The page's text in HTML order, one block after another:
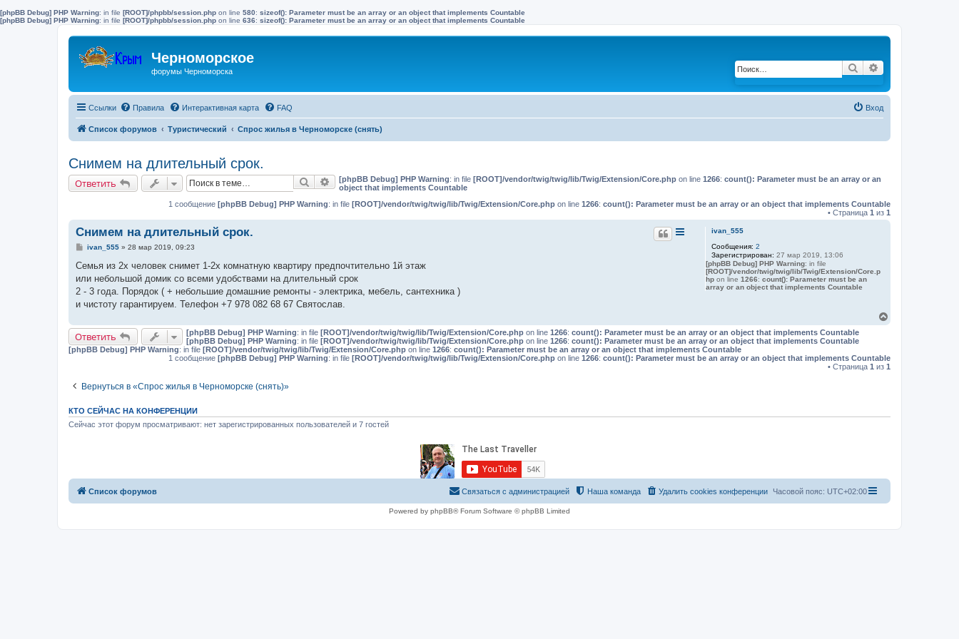
[phpBB Debug] PHP Warning: in file [ROOT]/phpbb/session.php on line 580: sizeof(): Parameter must be an array or an object that implements Countable
[phpBB Debug] PHP Warning: in file [ROOT]/phpbb/session.php on line 636: sizeof(): Parameter must be an array or an object that implements Countable
Черноморское
форумы Черноморска Поиск
Ссылки Правила Интерактивная карта FAQ Вход
Список форумов Туристический Спрос жилья в Черноморске (снять)
Снимем на длительный срок.
Ответить Поиск Расширенный поиск
[phpBB Debug] PHP Warning: in file [ROOT]/vendor/twig/twig/lib/Twig/Extension/Core.php on line 1266: count(): Parameter must be an array or an
object that implements Countable
1 сообщение [phpBB Debug] PHP Warning: in file [ROOT]/vendor/twig/twig/lib/Twig/Extension/Core.php on line 1266: count(): Parameter must be an array or an object that implements Countable
• Страница 1 из 1
ivan_555
Сообщения: 2
Зарегистрирован: 27 мар 2019, 13:06
[phpBB Debug] PHP Warning: in file
[ROOT]/vendor/twig/twig/lib/Twig/Extension/Core.p
hpon line 1266: count(): Parameter must be an
array or an object that implements Countable
Снимем на длительный срок.
С
о
щ
и
ivan_555» 28 мар 2019, 09:23
Семья из 2х человек снимет 1-2х комнатную квартиру предпочтительно 1й этаж
или небольшой домик со всеми удобствами на длительный срок
2 - 3 года. Порядок ( + небольшие домашние ремонты - электрика, мебель, сантехника )
и чистоту гарантируем. Телефон +7 978 082 68 67 Святослав.
у
н
Ответить [phpBB Debug] PHP Warning: in file [ROOT]/vendor/twig/twig/lib/Twig/Extension/Core.php on line 1266: count(): Parameter must be an array or an object that implements Countable
[phpBB Debug] PHP Warning: in file [ROOT]/vendor/twig/twig/lib/Twig/Extension/Core.php on line 1266: count(): Parameter must be an array or an object that implements Countable
[phpBB Debug] PHP Warning: in file [ROOT]/vendor/twig/twig/lib/Twig/Extension/Core.php on line 1266: count(): Parameter must be an array or an object that implements Countable
1 сообщение [phpBB Debug] PHP Warning: in file [ROOT]/vendor/twig/twig/lib/Twig/Extension/Core.php on line 1266: count(): Parameter must be an array or an object that implements Countable
• Страница 1 из 1
Вернуться в «Спрос жилья в Черноморске (снять)»
КТО СЕЙЧАС НА КОНФЕРЕНЦИИ
Сейчас этот форум просматривают: нет зарегистрированных пользователей и 7 гостей
Список форумов Часовой пояс: UTC+02:00
Удалить cookies конференции
Наша команда
Связаться с администрацией
Powered by phpBB® Forum Software © phpBB Limited